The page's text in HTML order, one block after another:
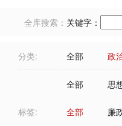
全库搜索： 关键字：
分类: 全部 政
全部 思
标签: 全部 廉